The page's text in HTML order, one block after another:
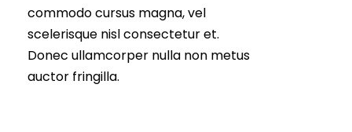
commodo cursus magna, vel
scelerisque nisl consectetur et.
Donec ullamcorper nulla non metus
auctor fringilla.